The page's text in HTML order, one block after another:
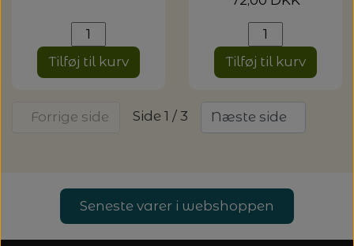
Tilføj til kurv Tilføj til kurv
Forrige side Side 1 / 3 Næste side
Seneste varer i webshoppen